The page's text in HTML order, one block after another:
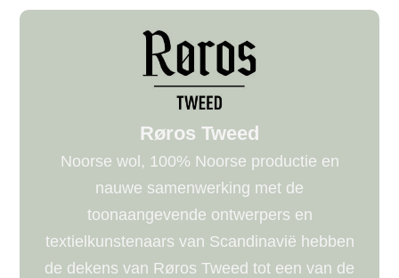
Røros Tweed
Noorse wol, 100% Noorse productie en
nauwe samenwerking met de
toonaangevende ontwerpers en
textielkunstenaars van Scandinavië hebben
de dekens van Røros Tweed tot een van de